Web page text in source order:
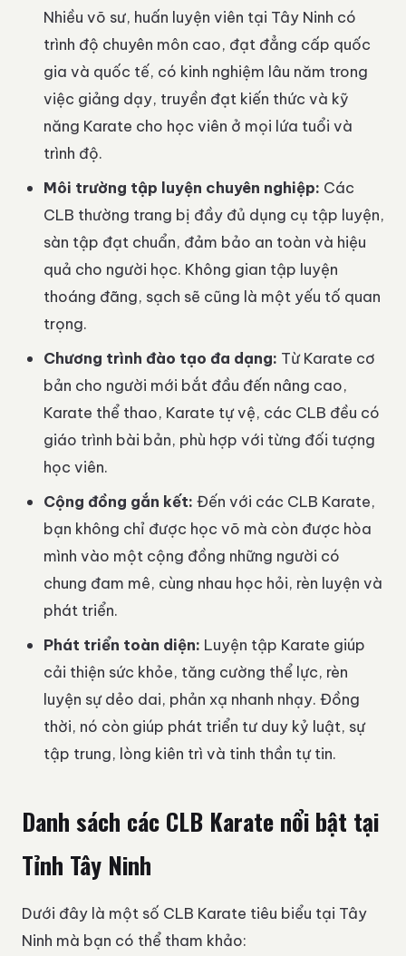
Nhiều võ sư, huấn luyện viên tại Tây Ninh có
trình độ chuyên môn cao, đạt đẳng cấp quốc
gia và quốc tế, có kinh nghiệm lâu năm trong
việc giảng dạy, truyền đạt kiến thức và kỹ
năng Karate cho học viên ở mọi lứa tuổi và
trình độ.
Môi trường tập luyện chuyên nghiệp: Các
CLB thường trang bị đầy đủ dụng cụ tập luyện,
sàn tập đạt chuẩn, đảm bảo an toàn và hiệu
quả cho người học. Không gian tập luyện
thoáng đãng, sạch sẽ cũng là một yếu tố quan
trọng.
Chương trình đào tạo đa dạng: Từ Karate cơ
bản cho người mới bắt đầu đến nâng cao,
Karate thể thao, Karate tự vệ, các CLB đều có
giáo trình bài bản, phù hợp với từng đối tượng
học viên.
Cộng đồng gắn kết: Đến với các CLB Karate,
bạn không chỉ được học võ mà còn được hòa
mình vào một cộng đồng những người có
chung đam mê, cùng nhau học hỏi, rèn luyện và
phát triển.
Phát triển toàn diện: Luyện tập Karate giúp
cải thiện sức khỏe, tăng cường thể lực, rèn
luyện sự dẻo dai, phản xạ nhanh nhạy. Đồng
thời, nó còn giúp phát triển tư duy kỷ luật, sự
tập trung, lòng kiên trì và tinh thần tự tin.
Danh sách các CLB Karate nổi bật tại
Tỉnh Tây Ninh
Dưới đây là một số CLB Karate tiêu biểu tại Tây
Ninh mà bạn có thể tham khảo: